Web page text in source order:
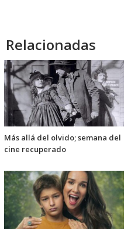
Relacionadas
Más allá del olvido; semana del
cine recuperado